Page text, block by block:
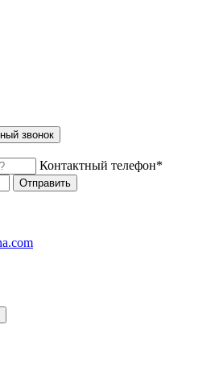
звонок
Контактный телефон*
Отправить